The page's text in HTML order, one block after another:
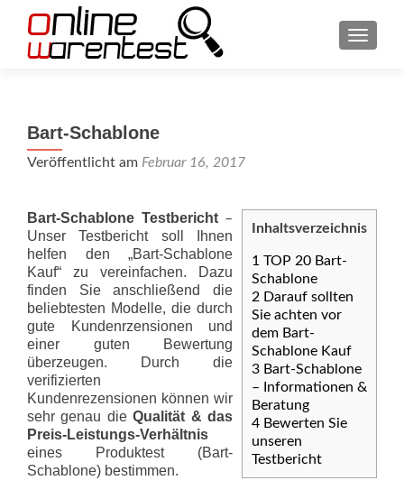
Bart-Schablone
Veröffentlicht am Februar 16, 2017
Inhaltsverzeichnis
1 TOP 20 Bart-
Schablone
2 Darauf sollten
Sie achten vor
dem Bart-
Schablone Kauf
3 Bart-Schablone
– Informationen &
Beratung
4 Bewerten Sie
unseren
Testbericht
Bart-Schablone Testbericht–
Unser Testbericht soll Ihnen
helfen den „Bart-Schablone
Kauf“ zu vereinfachen. Dazu
finden Sie anschließend die
beliebtesten Modelle, die durch
gute Kundenrzensionen und
einer guten Bewertung
überzeugen. Durch die
verifizierten
Kundenrezensionen können wir
sehr genau dieQualität & das
Preis-Leis­tungs-Ver­hält­nis
eines Produktest (Bart-
Schablone) bestimmen.